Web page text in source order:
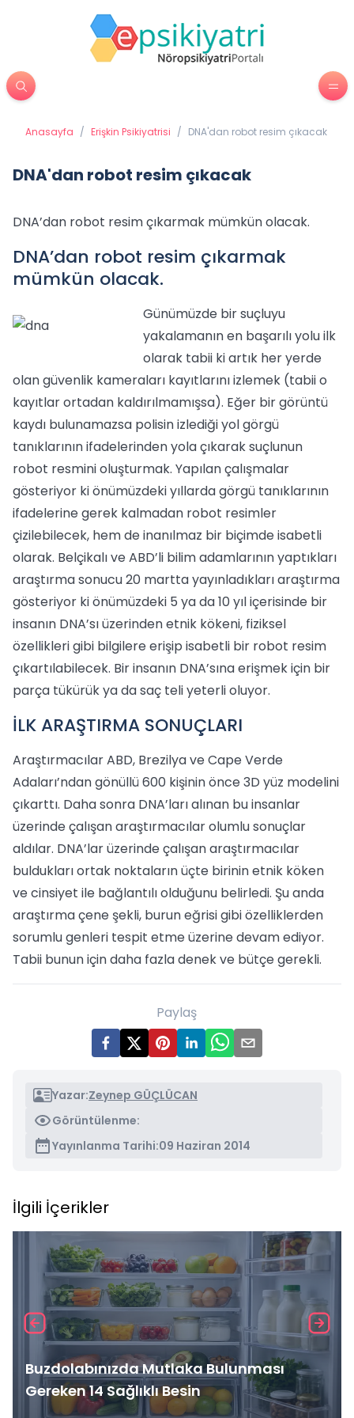
Anasayfa / Erişkin Psikiyatrisi / DNA'dan robot resim çıkacak
DNA'dan robot resim çıkacak
DNA’dan robot resim çıkarmak mümkün olacak.
DNA’dan robot resim çıkarmak
mümkün olacak.
Günümüzde bir suçluyu
yakalamanın en başarılı yolu ilk
olarak tabii ki artık her yerde
olan güvenlik kameraları kayıtlarını izlemek (tabii o
kayıtlar ortadan kaldırılmamışsa). Eğer bir görüntü
kaydı bulunamazsa polisin izlediği yol görgü
tanıklarının ifadelerinden yola çıkarak suçlunun
robot resmini oluşturmak. Yapılan çalışmalar
gösteriyor ki önümüzdeki yıllarda görgü tanıklarının
ifadelerine gerek kalmadan robot resimler
çizilebilecek, hem de inanılmaz bir biçimde isabetli
olarak. Belçikalı ve ABD’li bilim adamlarının yaptıkları
araştırma sonucu 20 martta yayınladıkları araştırma
gösteriyor ki önümüzdeki 5 ya da 10 yıl içerisinde bir
insanın DNA’sı üzerinden etnik kökeni, fiziksel
özellikleri gibi bilgilere erişip isabetli bir robot resim
çıkartılabilecek. Bir insanın DNA’sına erişmek için bir
parça tükürük ya da saç teli yeterli oluyor.
İLK ARAŞTIRMA SONUÇLARI
Araştırmacılar ABD, Brezilya ve Cape Verde
Adaları’ndan gönüllü 600 kişinin önce 3D yüz modelini
çıkarttı. Daha sonra DNA’ları alınan bu insanlar
üzerinde çalışan araştırmacılar olumlu sonuçlar
aldılar. DNA’lar üzerinde çalışan araştırmacılar
buldukları ortak noktaların üçte birinin etnik köken
ve cinsiyet ile bağlantılı olduğunu belirledi. Şu anda
araştırma çene şekli, burun eğrisi gibi özelliklerden
sorumlu genleri tespit etme üzerine devam ediyor.
Tabii bunun için daha fazla denek ve bütçe gerekli.
Paylaş
Yazar:Zeynep GÜÇLÜCAN
Görüntülenme:
Yayınlanma Tarihi:09 Haziran 2014
İlgili İçerikler
Buzdolabınızda Mutlaka Bulunması
Gereken 14 Sağlıklı Besin